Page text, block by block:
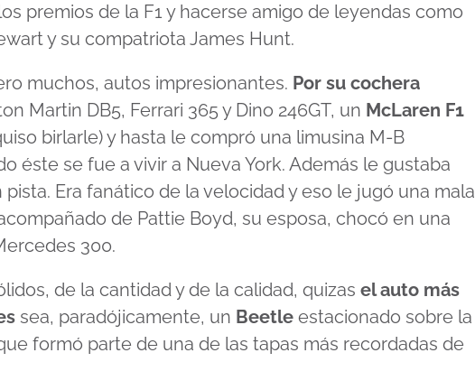
premios de la F1 y hacerse amigo de leyendas como
y su compatriota James Hunt.
muchos, autos impresionantes. Por su cochera
Martin DB5, Ferrari 365 y Dino 246GT, un McLaren F1
birlarle) y hasta le compró una limusina M-B
éste se fue a vivir a Nueva York. Además le gustaba
Era fanático de la velocidad y eso le jugó una mala
de Pattie Boyd, su esposa, chocó en una
300.
de la cantidad y de la calidad, quizas el auto más
sea, paradójicamente, un Beetle estacionado sobre la
formó parte de una de las tapas más recordadas de